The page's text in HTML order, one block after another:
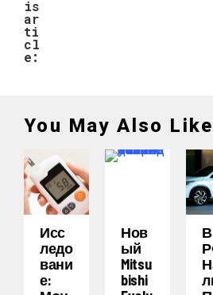
is
ar
ti
cl
e:
You May Also Like
Исс
Ледо
Вани
Е:
Нов
Ый
Mitsu
Bishi
В